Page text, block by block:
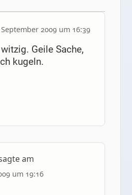
2009 um 16:39
Geile Sache,
kugeln.
am
um 19:16